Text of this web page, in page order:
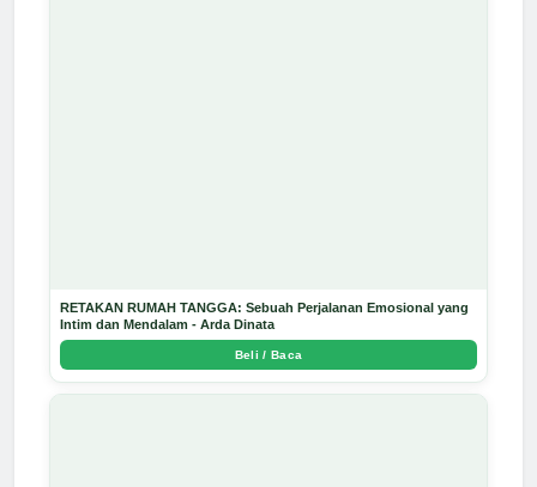
RETAKAN RUMAH TANGGA: Sebuah Perjalanan Emosional yang
Intim dan Mendalam - Arda Dinata
Beli / Baca